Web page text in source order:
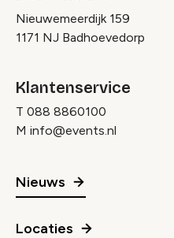
Nieuwemeerdijk 159
1171 NJ Badhoevedorp
Klantenservice
T 088 8860100
M info@events.nl
Nieuws
Locaties